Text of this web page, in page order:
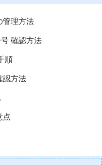
管理方法
確認方法
順
認方法
点